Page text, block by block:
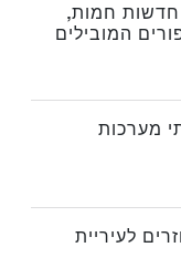
חדשות חמות,
המובילים
מערכות
לעיריית